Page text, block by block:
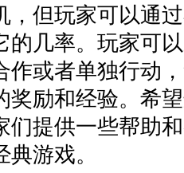
，但玩家可以通
的几率。玩家可
作或者单独行动
奖励和经验。希
们提供一些帮助
游戏。